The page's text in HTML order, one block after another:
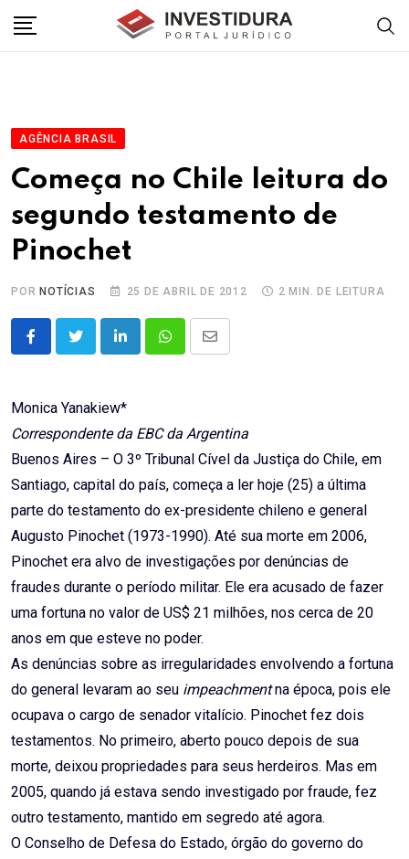
AGÊNCIA BRASIL
Começa no Chile leitura do
segundo testamento de
Pinochet
POR NOTÍCIAS 25 DE ABRIL DE 2012 2 MIN. DE LEITURA
LinkedInWhatsappShare
Monica Yanakiew*
Correspondente da EBC da Argentina
Buenos Aires – O 3º Tribunal Cível da Justiça do Chile, em
Santiago, capital do país, começa a ler hoje (25) a última
parte do testamento do ex-presidente chileno e general
Augusto Pinochet (1973-1990). Até sua morte em 2006,
Pinochet era alvo de investigações por denúncias de
fraudes durante o período militar. Ele era acusado de fazer
uma fortuna no valor de US$ 21 milhões, nos cerca de 20
anos em que esteve no poder.
As denúncias sobre as irregularidades envolvendo a fortuna
do general levaram ao seu impeachmentna época, pois ele
ocupava o cargo de senador vitalício. Pinochet fez dois
testamentos. No primeiro, aberto pouco depois de sua
morte, deixou propriedades para seus herdeiros. Mas em
2005, quando já estava sendo investigado por fraude, fez
outro testamento, mantido em segredo até agora.
O Conselho de Defesa do Estado, órgão do governo do